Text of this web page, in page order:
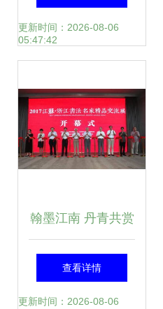
会，组织文化艺术
更新时间：2026-08-06
05:47:42
翰墨江南 丹青共赏
——江苏浙江书法
名家精品交流展在
查看详情
更新时间：2026-08-06